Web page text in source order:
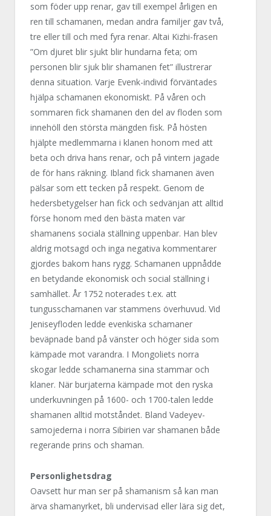
som föder upp renar, gav till exempel årligen en
ren till schamanen, medan andra familjer gav två,
tre eller till och med fyra renar. Altai Kizhi-frasen
”Om djuret blir sjukt blir hundarna feta; om
personen blir sjuk blir shamanen fet” illustrerar
denna situation. Varje Evenk-individ förväntades
hjälpa schamanen ekonomiskt. På våren och
sommaren fick shamanen den del av floden som
innehöll den största mängden fisk. På hösten
hjälpte medlemmarna i klanen honom med att
beta och driva hans renar, och på vintern jagade
de för hans räkning. Ibland fick shamanen även
pälsar som ett tecken på respekt. Genom de
hedersbetygelser han fick och sedvänjan att alltid
förse honom med den bästa maten var
shamanens sociala ställning uppenbar. Han blev
aldrig motsagd och inga negativa kommentarer
gjordes bakom hans rygg. Schamanen uppnådde
en betydande ekonomisk och social ställning i
samhället. År 1752 noterades t.ex. att
tungusschamanen var stammens överhuvud. Vid
Jeniseyfloden ledde evenkiska schamaner
beväpnade band på vänster och höger sida som
kämpade mot varandra. I Mongoliets norra
skogar ledde schamanerna sina stammar och
klaner. När burjaterna kämpade mot den ryska
underkuvningen på 1600- och 1700-talen ledde
shamanen alltid motståndet. Bland Vadeyev-
samojederna i norra Sibirien var shamanen både
regerande prins och shaman.
Personlighetsdrag
Oavsett hur man ser på shamanism så kan man
ärva shamanyrket, bli undervisad eller lära sig det,